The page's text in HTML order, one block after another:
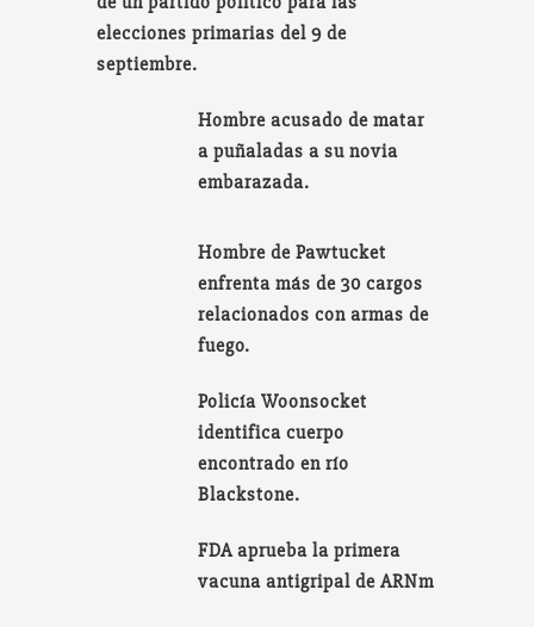
elecciones primarias del 9 de
septiembre.
Hombre acusado de matar
a puñaladas a su novia
embarazada.
Hombre de Pawtucket
enfrenta más de 30 cargos
relacionados con armas de
fuego.
Policía Woonsocket
identifica cuerpo
encontrado en río
Blackstone.
FDA aprueba la primera
vacuna antigripal de ARNm